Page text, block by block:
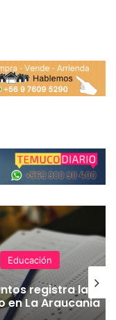
Educación
registra la
en La Araucania